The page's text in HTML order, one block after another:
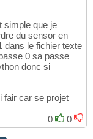
simple que je
du sensor en
dans le fichier texte
0 sa passe
donc si
fair car se projet
0
0